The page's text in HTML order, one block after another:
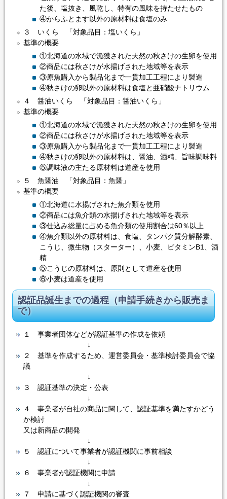
た後、塩抜き、風乾し、特有の風味を持たせたもの
④からふとます以外の原材料は食塩のみ
３ いくら 「対象品目：塩いくら」
基準の概要
①北海道の水域で漁獲された天然の秋さけの生卵を使用
②商品には秋さけが水揚げされた地域等を表示
③原魚購入から製品化まで一貫加工工程により製造
④秋さけの卵以外の原材料は食塩と亜硝酸ナトリウム
４ 醤油いくら 「対象品目：醤油いくら」
基準の概要
①北海道の水域で漁獲された天然の秋さけの生卵を使用
②商品には秋さけが水揚げされた地域等を表示
③原魚購入から製品化まで一貫加工工程により製造
④秋さけの卵以外の原材料は、醤油、酒精、旨味調味料
⑤調味液の主たる原材料は道産を使用
５ 魚醤油 「対象品目：魚醤」
基準の概要
①北海道に水揚げされた魚介類を使用
②商品には魚介類の水揚げされた地域等を表示
③仕込み総量に占める魚介類の使用割合は60％以上
④魚介類以外の原材料は、食塩、タンパク質分解酵素、
こうじ、微生物（スターター）、小麦、ビタミンB1、酒
精
⑤こうじの原材料は、原則として道産を使用
⑥小麦は道産を使用
認証品誕生までの過程（申請手続きから販売ま
で）
１ 事業者団体などが認証基準の作成を依頼
↓
２ 基準を作成するため、運営委員会・基準検討委員会で協
議
↓
３ 認証基準の決定・公表
↓
４ 事業者が自社の商品に関して、認証基準を満たすかどう
か検討
又は新商品の開発
↓
５ 認証について事業者が認証機関に事前相談
↓
６ 事業者が認証機関に申請
↓
７ 申請に基づく認証機関の審査